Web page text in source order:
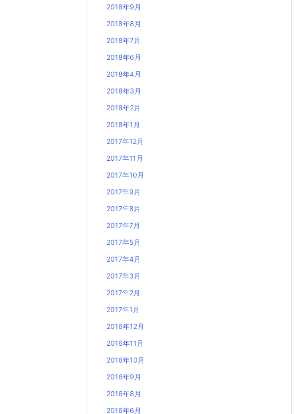
2018年9月
2018年8月
2018年7月
2018年6月
2018年4月
2018年3月
2018年2月
2018年1月
2017年12月
2017年11月
2017年10月
2017年9月
2017年8月
2017年7月
2017年5月
2017年4月
2017年3月
2017年2月
2017年1月
2016年12月
2016年11月
2016年10月
2016年9月
2016年8月
2016年6月